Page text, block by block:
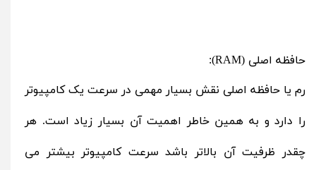
حافظه اصلی (RAM):
رم یا حافظه اصلی نقش بسیار مهمی در سرعت یک کامپیوتر
را دارد و به همین خاطر اهمیت آن بسیار زیاد است. هر
چقدر ظرفیت آن بالاتر باشد سرعت کامپیوتر بیشتر می